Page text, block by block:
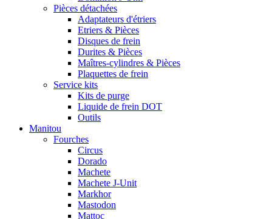
Pièces détachées
Adaptateurs d'étriers
Etriers & Pièces
Disques de frein
Durites & Pièces
Maîtres-cylindres & Pièces
Plaquettes de frein
Service kits
Kits de purge
Liquide de frein DOT
Outils
Manitou
Fourches
Circus
Dorado
Machete
Machete J-Unit
Markhor
Mastodon
Mattoc